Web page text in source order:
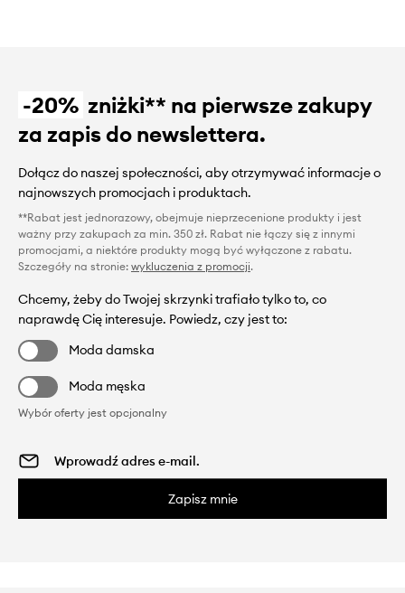
-20% zniżki** na pierwsze zakupy
za zapis do newslettera.
Dołącz do naszej społeczności, aby otrzymywać informacje o
najnowszych promocjach i produktach.
**Rabat jest jednorazowy, obejmuje nieprzecenione produkty i jest
ważny przy zakupach za min. 350 zł. Rabat nie łączy się z innymi
promocjami, a niektóre produkty mogą być wyłączone z rabatu.
Szczegóły na stronie: wykluczenia z promocji.
Chcemy, żeby do Twojej skrzynki trafiało tylko to, co
naprawdę Cię interesuje. Powiedz, czy jest to:
Moda damska
Moda męska
Wybór oferty jest opcjonalny
Zapisz mnie